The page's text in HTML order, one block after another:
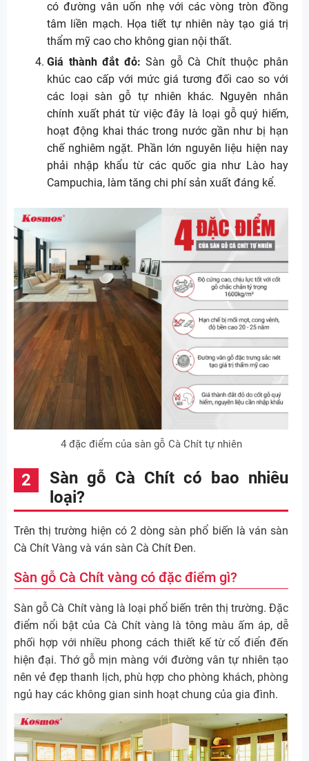
có đường vân uốn nhẹ với các vòng tròn đồng
tâm liền mạch. Họa tiết tự nhiên này tạo giá trị
thẩm mỹ cao cho không gian nội thất.
Giá thành đắt đỏ:Sàn gỗ Cà Chít thuộc phân
khúc cao cấp với mức giá tương đối cao so với
các loại sàn gỗ tự nhiên khác. Nguyên nhân
chính xuất phát từ việc đây là loại gỗ quý hiếm,
hoạt động khai thác trong nước gần như bị hạn
chế nghiêm ngặt. Phần lớn nguyên liệu hiện nay
phải nhập khẩu từ các quốc gia như Lào hay
Campuchia, làm tăng chi phí sản xuất đáng kể.
4 đặc điểm của sàn gỗ Cà Chít tự nhiên
Sàn gỗ Cà Chít có bao nhiêu
loại?
Trên thị trường hiện có 2 dòng sàn phổ biến là ván sàn
Cà Chít Vàng và ván sàn Cà Chít Đen.
Sàn gỗ Cà Chít vàng có đặc điểm gì?
Sàn gỗ Cà Chít vàng là loại phổ biến trên thị trường. Đặc
điểm nổi bật của Cà Chít vàng là tông màu ấm áp, dễ
phối hợp với nhiều phong cách thiết kế từ cổ điển đến
hiện đại. Thớ gỗ mịn màng với đường vân tự nhiên tạo
nên vẻ đẹp thanh lịch, phù hợp cho phòng khách, phòng
ngủ hay các không gian sinh hoạt chung của gia đình.